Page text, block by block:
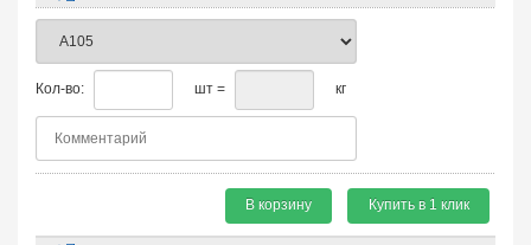
Кол-во: шт = кг
В корзину Купить в 1 клик